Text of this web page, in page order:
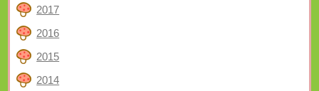
2017
2016
2015
2014